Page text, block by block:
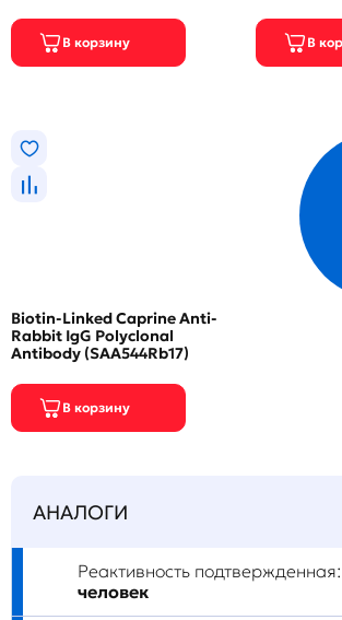
Biotin-Linked Caprine Anti-
Rabbit IgG Polyclonal
Antibody (SAA544Rb17)
АНАЛОГИ
Реактивность подтвержденная:
человек